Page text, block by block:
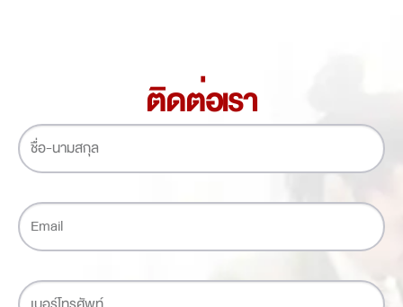
ติดต่อเรา